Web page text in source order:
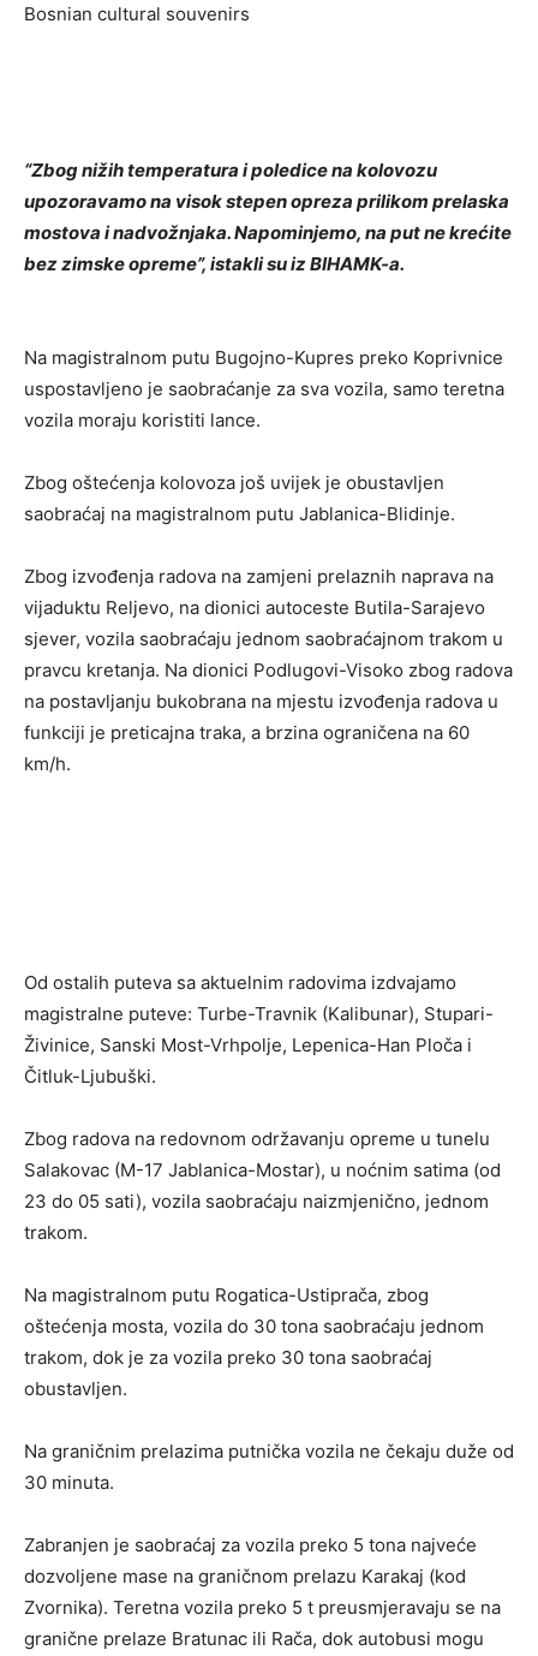
Bosnian cultural souvenirs
“Zbog nižih temperatura i poledice na kolovozu
upozoravamo na visok stepen opreza prilikom prelaska
mostova i nadvožnjaka. Napominjemo, na put ne krećite
bez zimske opreme”, istakli su iz BIHAMK-a.
Na magistralnom putu Bugojno-Kupres preko Koprivnice
uspostavljeno je saobraćanje za sva vozila, samo teretna
vozila moraju koristiti lance.
Zbog oštećenja kolovoza još uvijek je obustavljen
saobraćaj na magistralnom putu Jablanica-Blidinje.
Zbog izvođenja radova na zamjeni prelaznih naprava na
vijaduktu Reljevo, na dionici autoceste Butila-Sarajevo
sjever, vozila saobraćaju jednom saobraćajnom trakom u
pravcu kretanja. Na dionici Podlugovi-Visoko zbog radova
na postavljanju bukobrana na mjestu izvođenja radova u
funkciji je preticajna traka, a brzina ograničena na 60
km/h.
Od ostalih puteva sa aktuelnim radovima izdvajamo
magistralne puteve: Turbe-Travnik (Kalibunar), Stupari-
Živinice, Sanski Most-Vrhpolje, Lepenica-Han Ploča i
Čitluk-Ljubuški.
Zbog radova na redovnom održavanju opreme u tunelu
Salakovac (M-17 Jablanica-Mostar), u noćnim satima (od
23 do 05 sati), vozila saobraćaju naizmjenično, jednom
trakom.
Na magistralnom putu Rogatica-Ustiprača, zbog
oštećenja mosta, vozila do 30 tona saobraćaju jednom
trakom, dok je za vozila preko 30 tona saobraćaj
obustavljen.
Na graničnim prelazima putnička vozila ne čekaju duže od
30 minuta.
Zabranjen je saobraćaj za vozila preko 5 tona najveće
dozvoljene mase na graničnom prelazu Karakaj (kod
Zvornika). Teretna vozila preko 5 t preusmjeravaju se na
granične prelaze Bratunac ili Rača, dok autobusi mogu